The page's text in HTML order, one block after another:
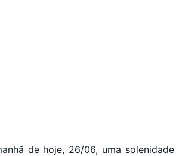
de hoje, 26/06, uma solenidade